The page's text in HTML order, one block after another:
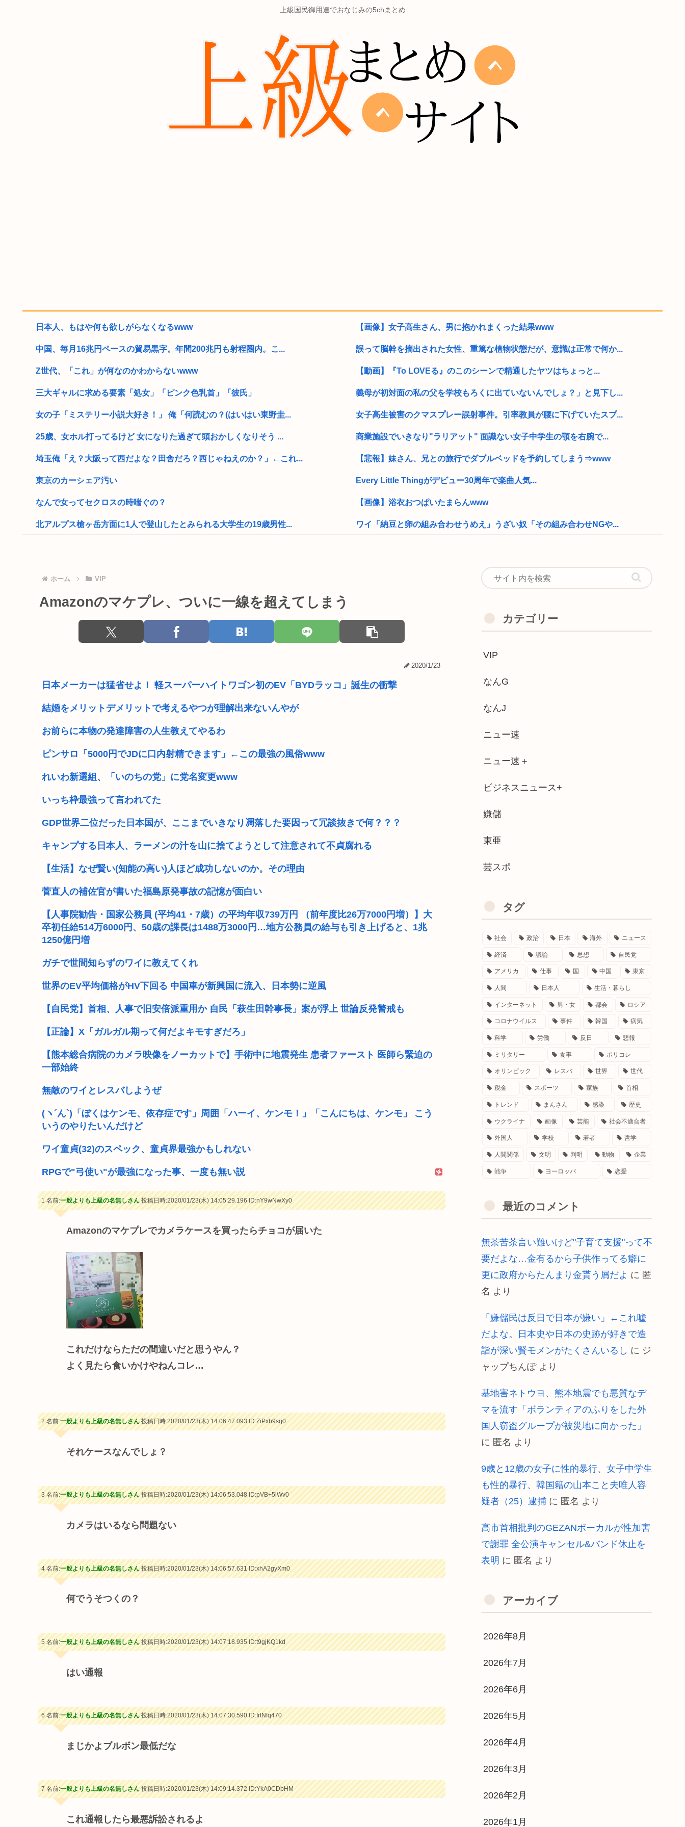
上級国民御用達でおなじみの5chまとめ
日本人、もはや何も欲しがらなくなるwww
中国、毎月16兆円ペースの貿易黒字。年間200兆円も射程圏内。こ...
Z世代、「これ」が何なのかわからないwww
三大ギャルに求める要素「処女」「ピンク色乳首」「彼氏」
女の子「ミステリー小説大好き！」 俺「何読むの？(はいはい東野圭...
25歳、女ホル打ってるけど 女になりた過ぎて頭おかしくなりそう ...
埼玉俺「え？大阪って西だよな？田舎だろ？西じゃねえのか？」←これ...
東京のカーシェア汚い
なんで女ってセクロスの時喘ぐの？
北アルプス槍ヶ岳方面に1人で登山したとみられる大学生の19歳男性...
靖国神社、自衛官以外の軍服を禁止「コスプレは英霊を侮辱」
【画像】女子高生さん、男に抱かれまくった結果www
誤って脳幹を摘出された女性、重篤な植物状態だが、意識は正常で何か...
【動画】『To LOVEる』のこのシーンで精通したヤツはちょっと...
義母が初対面の私の父を学校もろくに出ていないんでしょ？」と見下し...
女子高生被害のクマスプレー誤射事件。引率教員が腰に下げていたスプ...
商業施設でいきなり"ラリアット" 面識ない女子中学生の顎を右腕で...
【悲報】妹さん、兄との旅行でダブルベッドを予約してしまう⇒www
Every Little Thingがデビュー30周年で楽曲人気...
【画像】浴衣おつぱいたまらんwww
ワイ「納豆と卵の組み合わせうめえ」うざい奴「その組み合わせNGや...
【画像】大物YouTuber、AVと間違われて海外でバズるwww
シャングリラフロンティアってこれなんで人気なの
【下着画像】村重杏奈さん、デカパイすぎて万バズしてしまうwww
2026年度 暑さのピーク終了
イナゴライダーとかいう今の35歳~40歳くらいの男しか知らないバ...
ファン付き作業着使用男性熱中症で死亡 スポーツドリンクやゼリー飲...
警視庁「車カスの飯塚幸三を逮捕しなくていい理由を考えるために10...
ホーム VIP
Amazonのマケプレ、ついに一線を超えてしまう
2020/1/23
日本メーカーは猛省せよ！ 軽スーパーハイトワゴン初のEV「BYDラッコ」誕生の衝撃
結婚をメリットデメリットで考えるやつが理解出来ないんやが
お前らに本物の発達障害の人生教えてやるわ
ピンサロ「5000円でJDに口内射精できます」←この最強の風俗www
れいわ新選組、「いのちの党」に党名変更www
いっち枠最強って言われてた
GDP世界二位だった日本国が、ここまでいきなり凋落した要因って冗談抜きで何？？？
キャンプする日本人、ラーメンの汁を山に捨てようとして注意されて不貞腐れる
【生活】なぜ賢い(知能の高い)人ほど成功しないのか。その理由
菅直人の補佐官が書いた福島原発事故の記憶が面白い
【人事院勧告・国家公務員 (平均41・7歳）の平均年収739万円 （前年度比26万7000円増）】大
卒初任給514万6000円、50歳の課長は1488万3000円…地方公務員の給与も引き上げると、1兆
1250億円増
ガチで世間知らずのワイに教えてくれ
世界のEV平均価格がHV下回る 中国車が新興国に流入、日本勢に逆風
【自民党】首相、人事で旧安倍派重用か 自民「萩生田幹事長」案が浮上 世論反発警戒も
【正論】X「ガルガル期って何だよキモすぎだろ」
【熊本総合病院のカメラ映像をノーカットで】手術中に地震発生 患者ファースト 医師ら緊迫の
一部始終
無敵のワイとレスバしようぜ
(ヽ´ん`)「ぼくはケンモ、依存症です」周囲「ハーイ、ケンモ！」「こんにちは、ケンモ」 こう
いうのやりたいんだけど
ワイ童貞(32)のスペック、童貞界最強かもしれない
RPGで"弓使い"が最強になった事、一度も無い説
1 名前:一般よりも上級の名無しさん投稿日時:2020/01/23(木) 14:05:29.196ID:nY9wNwXy0
Amazonのマケプレでカメラケースを買ったらチョコが届いた
これだけならただの間違いだと思うやん？
よく見たら食いかけやねんコレ…
2 名前:一般よりも上級の名無しさん投稿日時:2020/01/23(木) 14:06:47.093ID:ZiPxb9sq0
それケースなんでしょ？
3 名前:一般よりも上級の名無しさん投稿日時:2020/01/23(木) 14:06:53.048ID:pVB+5lWv0
カメラはいるなら問題ない
4 名前:一般よりも上級の名無しさん投稿日時:2020/01/23(木) 14:06:57.631ID:xhA2gyXm0
何でうそつくの？
5 名前:一般よりも上級の名無しさん投稿日時:2020/01/23(木) 14:07:18.935ID:t9gjKQ1kd
はい通報
6 名前:一般よりも上級の名無しさん投稿日時:2020/01/23(木) 14:07:30.590ID:IrtNfq470
まじかよブルボン最低だな
7 名前:一般よりも上級の名無しさん投稿日時:2020/01/23(木) 14:09:14.372ID:YkA0CDbHM
これ通報したら最悪訴訟されるよ
カテゴリー
VIP
なんG
なんJ
ニュー速
ニュー速＋
ビジネスニュース+
嫌儲
東亜
芸スポ
タグ
社会 政治 日本 海外 ニュース
経済 議論 思想 自民党
アメリカ 仕事 国 中国 東京
人間 日本人 生活・暮らし
インターネット 男・女 都会 ロシア
コロナウイルス 事件 韓国 病気
科学 労働 反日 悲報
ミリタリー 食事 ポリコレ
オリンピック レスバ 世界 世代
税金 スポーツ 家族 首相
トレンド まんさん 感染 歴史
ウクライナ 画像 芸能 社会不適合者
外国人 学校 若者 哲学
人間関係 文明 判明 動物 企業
戦争 ヨーロッパ 恋愛
最近のコメント
無茶苦茶言い難いけど"子育て支援"って不
要だよな…金有るから子供作ってる癖に
更に政府からたんまり金貰う屑だよ に 匿
名 より
「嫌儲民は反日で日本が嫌い」←これ嘘
だよな。日本史や日本の史跡が好きで造
詣が深い賢モメンがたくさんいるし に ジ
ャップちんぽより
基地害ネトウヨ、熊本地震でも悪質なデ
マを流す「ボランティアのふりをした外
国人窃盗グループが被災地に向かった」
に 匿名 より
9歳と12歳の女子に性的暴行、女子中学生
も性的暴行、韓国籍の山本こと夫唯人容
疑者（25）逮捕 に 匿名 より
高市首相批判のGEZANボーカルが性加害
で謝罪 全公演キャンセル&バンド休止を
表明 に 匿名 より
アーカイブ
2026年8月
2026年7月
2026年6月
2026年5月
2026年4月
2026年3月
2026年2月
2026年1月